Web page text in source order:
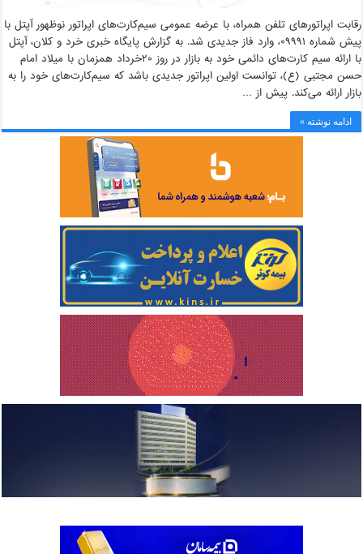
رقابت اپراتورهای تلفن همراه، با عرضه عمومی سیم‌کارت‌های اپراتور نوظهور آپتل با
پیش شماره ۰۹۹۹۱، وارد فاز جدیدی شد. به گزارش پایگاه خبری خرد و کلان، آپتل
با ارائه سیم کارت‌های دائمی خود به بازار در روز ۲۰خرداد همزمان با میلاد امام
حسن مجتبی (ع)، توانست اولین اپراتور جدیدی باشد که سیم‌کارت‌های خود را به
بازار ارائه می‌کند. پیش از …
ادامه نوشته »